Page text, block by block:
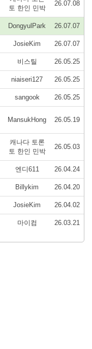
토 한인 민박
26.07.08
DongyulPark 26.07.07
JosieKim 26.07.07
비스틸 26.05.25
niaiseri127 26.05.25
sangook 26.05.25
MansukHong 26.05.19
캐나다 토론
토 한인 민박
26.05.03
엔디611 26.04.24
Billykim 26.04.20
JosieKim 26.04.02
마이컴 26.03.21